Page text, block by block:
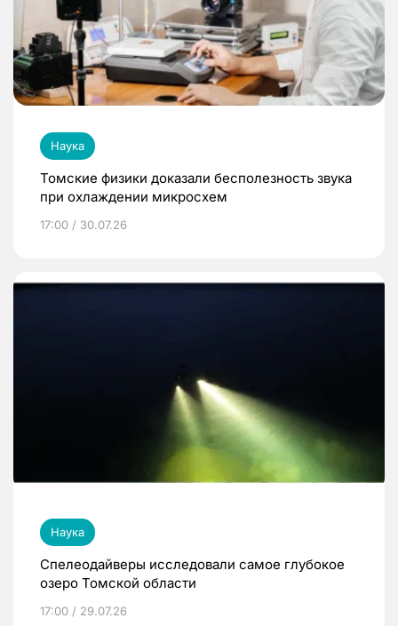
Наука
Томские физики доказали бесполезность звука
при охлаждении микросхем
17:00 / 30.07.26
Наука
Спелеодайверы исследовали самое глубокое
озеро Томской области
17:00 / 29.07.26